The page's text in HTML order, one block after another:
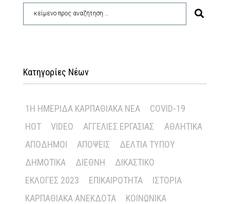
Κατηγορίες Νέων
1Η ΗΜΕΡΊΔΑ ΚΑΡΠΑΘΙΑΚΆ ΝΈΑ
COVID-19
HOT
VIDEO ΑΓΓΕΛΊΕΣ ΕΡΓΑΣΊΑΣ
ΑΘΛΗΤΙΚΆ
ΑΠΌΔΗΜΟΙ
ΑΠΌΨΕΙΣ
ΔΕΛΤΊΑ ΤΎΠΟΥ
ΔΗΜΟΤΙΚΆ
ΔΙΕΘΝΉ
ΔΙΚΑΣΤΙΚΌ
ΕΚΛΟΓΈΣ 2023
ΕΠΙΚΑΙΡΌΤΗΤΑ
ΙΣΤΟΡΊΑ
ΚΑΡΠΑΘΙΑΚΆ ΑΝΈΚΔΟΤΑ
ΚΟΙΝΩΝΙΚΆ